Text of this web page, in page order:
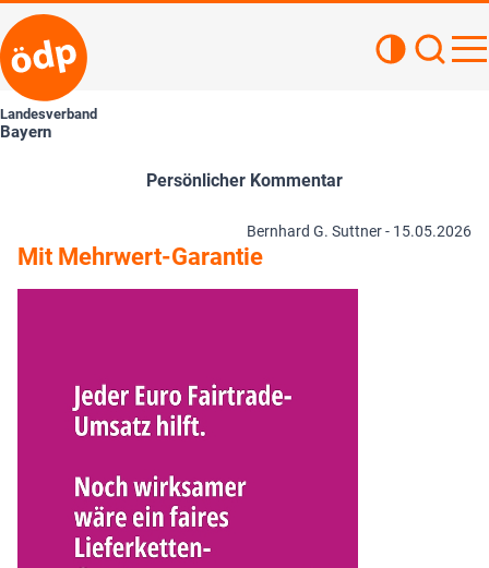
Landesverband
Bayern
Persönlicher Kommentar
Bernhard G. Suttner - 15.05.2026
Mit Mehrwert-Garantie